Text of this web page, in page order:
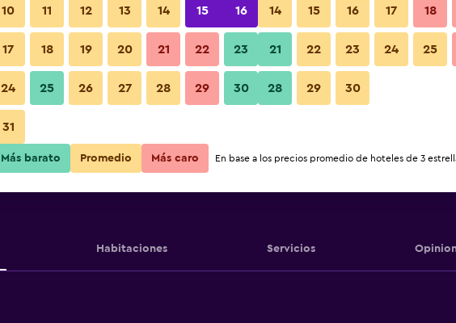
Proveedor Total noche
$160 Ver oferta
Habitaciones Servicios
10 11 12 13 14 15 16
17 18 19 20 21 22 23
24 25 26 27 28 29 30
31
14 15 16 17 18
21 22 23 24 25
28 29 30
Más barato Promedio Más caro En base a los precios promedio de hoteles de 3